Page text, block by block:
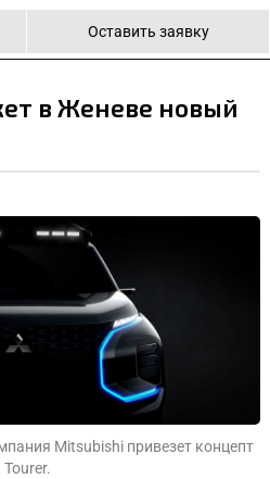
Оставить заявку
в Женеве новый
Mitsubishi привезет концепт